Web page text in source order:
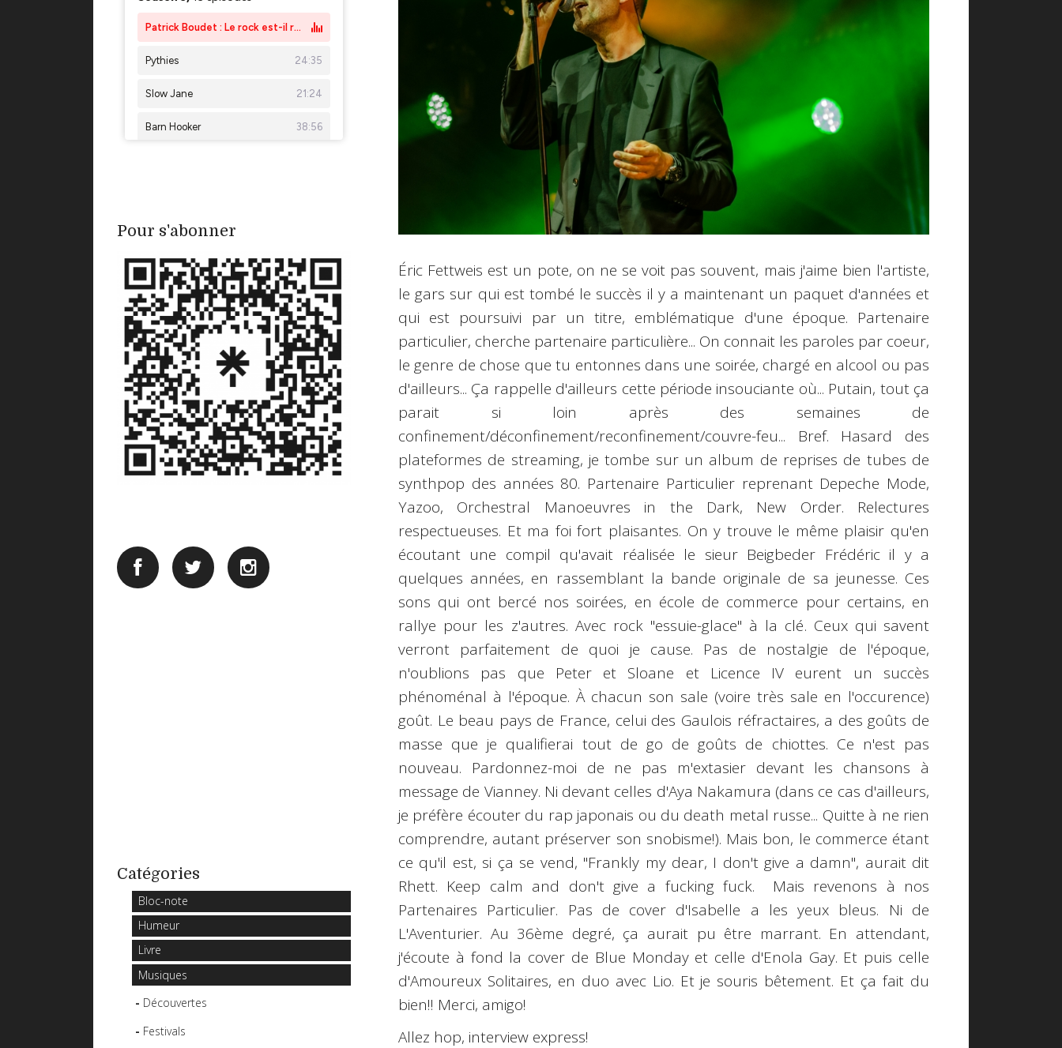
Pour s'abonner
Catégories
Bloc-note
Humeur
Livre
Musiques
Découvertes
Festivals
Éric Fettweis est un pote, on ne se voit pas souvent, mais j'aime bien l'artiste,
le gars sur qui est tombé le succès il y a maintenant un paquet d'années et
qui est poursuivi par un titre, emblématique d'une époque. Partenaire
particulier, cherche partenaire particulière... On connait les paroles par coeur,
le genre de chose que tu entonnes dans une soirée, chargé en alcool ou pas
d'ailleurs... Ça rappelle d'ailleurs cette période insouciante où... Putain, tout ça
parait si loin après des semaines de
confinement/déconfinement/reconfinement/couvre-feu... Bref. Hasard des
plateformes de streaming, je tombe sur un album de reprises de tubes de
synthpop des années 80. Partenaire Particulier reprenant Depeche Mode,
Yazoo, Orchestral Manoeuvres in the Dark, New Order. Relectures
respectueuses. Et ma foi fort plaisantes. On y trouve le même plaisir qu'en
écoutant une compil qu'avait réalisée le sieur Beigbeder Frédéric il y a
quelques années, en rassemblant la bande originale de sa jeunesse. Ces
sons qui ont bercé nos soirées, en école de commerce pour certains, en
rallye pour les z'autres. Avec rock "essuie-glace" à la clé. Ceux qui savent
verront parfaitement de quoi je cause. Pas de nostalgie de l'époque,
n'oublions pas que Peter et Sloane et Licence IV eurent un succès
phénoménal à l'époque. À chacun son sale (voire très sale en l'occurence)
goût. Le beau pays de France, celui des Gaulois réfractaires, a des goûts de
masse que je qualifierai tout de go de goûts de chiottes. Ce n'est pas
nouveau. Pardonnez-moi de ne pas m'extasier devant les chansons à
message de Vianney. Ni devant celles d'Aya Nakamura (dans ce cas d'ailleurs,
je préfère écouter du rap japonais ou du death metal russe... Quitte à ne rien
comprendre, autant préserver son snobisme!). Mais bon, le commerce étant
ce qu'il est, si ça se vend, "Frankly my dear, I don't give a damn", aurait dit
Rhett. Keep calm and don't give a fucking fuck. Mais revenons à nos
Partenaires Particulier. Pas de cover d'Isabelle a les yeux bleus. Ni de
L'Aventurier. Au 36ème degré, ça aurait pu être marrant. En attendant,
j'écoute à fond la cover de Blue Monday et celle d'Enola Gay. Et puis celle
d'Amoureux Solitaires, en duo avec Lio. Et je souris bêtement. Et ça fait du
bien!! Merci, amigo!
Allez hop, interview express!